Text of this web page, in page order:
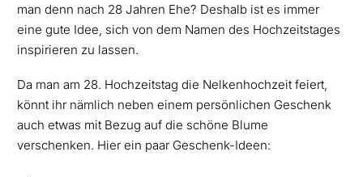
man denn nach 28 Jahren Ehe? Deshalb ist es immer
eine gute Idee, sich von dem Namen des Hochzeitstages
inspirieren zu lassen.
Da man am 28. Hochzeitstag die Nelkenhochzeit feiert,
könnt ihr nämlich neben einem persönlichen Geschenk
auch etwas mit Bezug auf die schöne Blume
verschenken. Hier ein paar Geschenk-Ideen: